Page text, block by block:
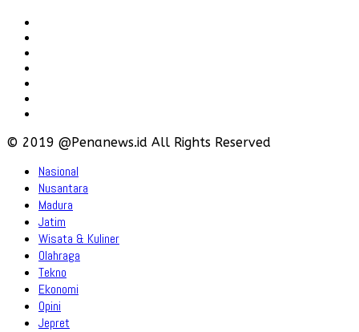
© 2019 @Penanews.id All Rights Reserved
Nasional
Nusantara
Madura
Jatim
Wisata & Kuliner
Olahraga
Tekno
Ekonomi
Opini
Jepret